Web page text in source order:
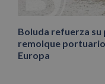
Boluda refuerza su
remolque
Europa